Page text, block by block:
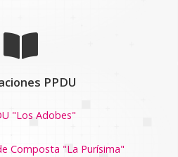
PPDU
"Los Adobes"
Composta "La Purísima"